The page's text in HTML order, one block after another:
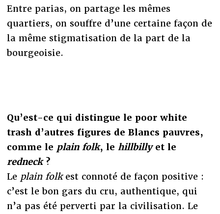
Entre parias, on partage les mêmes
quartiers, on souffre d’une certaine façon de
la même stigmatisation de la part de la
bourgeoisie.
Qu’est-ce qui distingue le poor white
trash d’autres figures de Blancs pauvres,
comme le plain folk, le hillbillyet le
redneck?
Le plain folkest connoté de façon positive :
c’est le bon gars du cru, authentique, qui
n’a pas été perverti par la civilisation. Le